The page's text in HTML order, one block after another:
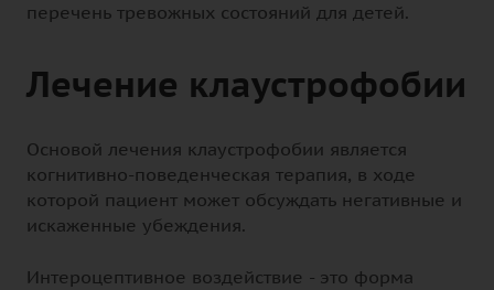
перечень тревожных состояний для детей.
Лечение клаустрофобии
Основой лечения клаустрофобии является
когнитивно-поведенческая терапия, в ходе
которой пациент может обсуждать негативные и
искаженные убеждения.
Интероцептивное воздействие - это форма